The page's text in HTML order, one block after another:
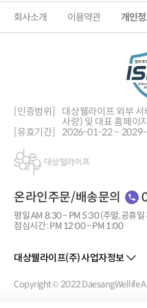
회사소개 이용약관 개인
온라인주문/배송문의
평일 AM 8:30 ~ PM 5:30 (주말, 공휴일
점심시간 : PM 12:00 ~ PM 1:00
[인증범위] 대상웰라이프 외부
사랑) 및 대표 홈페이
[유효기간]
2026-01-22 ~
대상웰라이프(주) 사업자정보
Copyright © 2022 DaesangWellife